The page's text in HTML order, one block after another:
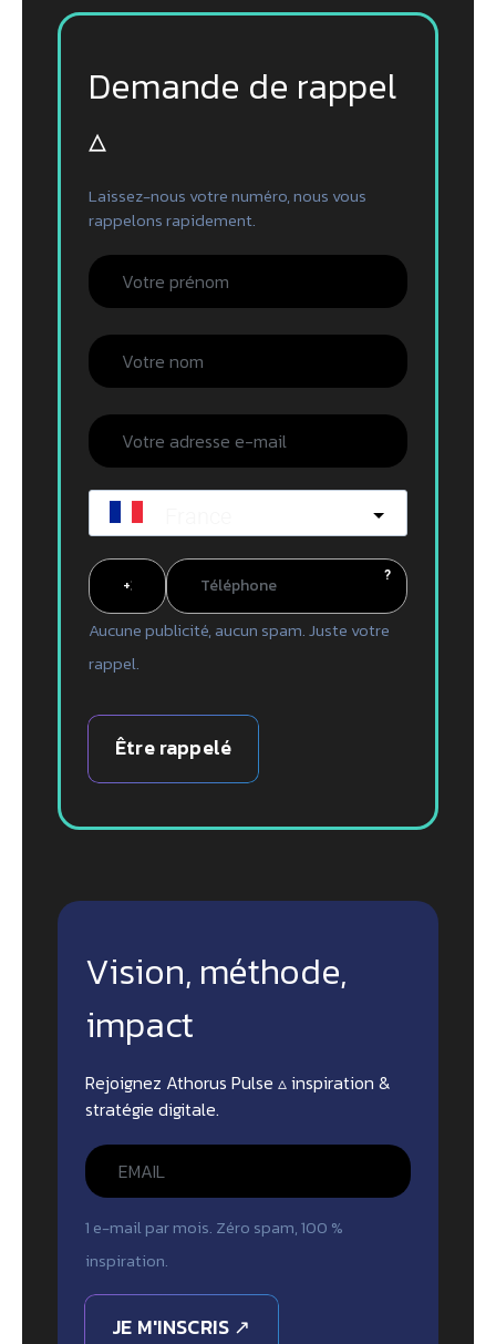
Demande de rappel
▵
Laissez-nous votre numéro, nous vous
rappelons rapidement.
?
Aucune publicité, aucun spam. Juste votre
rappel.
Être rappelé
Vision, méthode,
impact
Rejoignez Athorus Pulse ▵ inspiration &
stratégie digitale.
1 e-mail par mois. Zéro spam, 100 %
inspiration.
JE M'INSCRIS ↗